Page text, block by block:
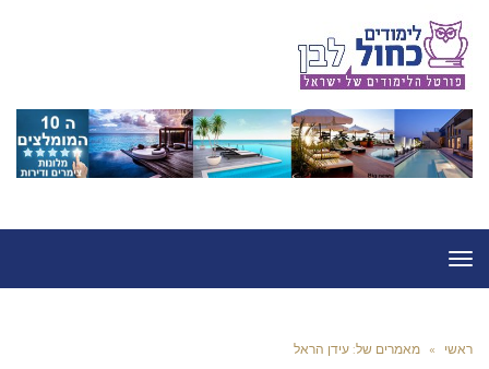
תפריט
ראשי » מאמרים של: עידן הראל